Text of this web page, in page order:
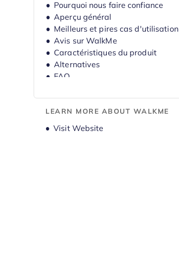
Pourquoi nous faire confiance
Aperçu général
Meilleurs et pires cas d'utilisation
Avis sur WalkMe
Caractéristiques du produit
Alternatives
FAQ
LEARN MORE ABOUT WALKME
Visit Website
Opens new window